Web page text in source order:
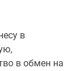
в
в обмен на